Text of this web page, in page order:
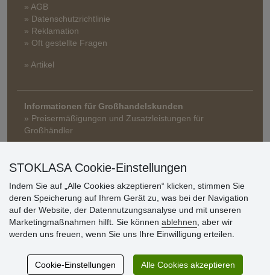
» AGB
» Datenschutzrichtlinie
» Reklamation
» Oft gestellte Fragen
» Artikel
Informationen für Großhandelskunden
» Preisermäßigungen und Zusatzleistungen für
Großhändler
Kundenbewertung
Sehr schöne Ware zu günstigen Preisen. Sehr
STOKLASA Cookie-Einstellungen
Indem Sie auf „Alle Cookies akzeptieren“ klicken, stimmen Sie
deren Speicherung auf Ihrem Gerät zu, was bei der Navigation
auf der Website, der Datennutzungsanalyse und mit unseren
Marketingmaßnahmen hilft. Sie können ablehnen , aber wir
werden uns freuen, wenn Sie uns Ihre Einwilligung erteilen.
Cookie-Einstellungen Alle Cookies akzeptieren